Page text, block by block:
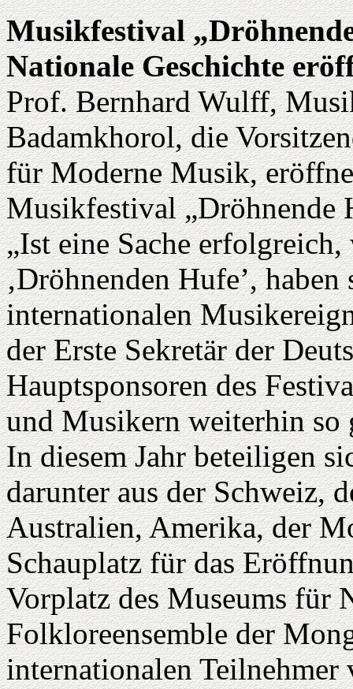
Musikfestival
Nationale Geschichte
Prof. Bernhard Wulff,
Badamkhorol, die
für Moderne Musik,
Musikfestival „Dröhnende
„Ist eine Sache
‚Dröhnenden Hufe’,
internationalen
der Erste Sekretär der
Hauptsponsoren des
und Musikern weiterhin
In diesem Jahr beteiligen
darunter aus der Schweiz,
Australien, Amerika, der
Schauplatz für das
Vorplatz des Museums für
Folkloreensemble der
internationalen Teilnehmer